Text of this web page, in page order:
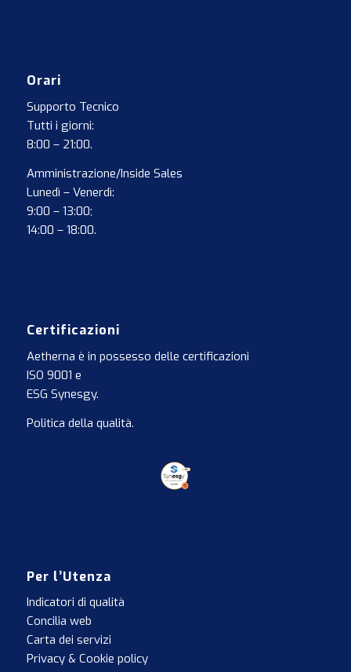
Orari
Supporto Tecnico
Tutti i giorni:
8:00 – 21:00.
Amministrazione/Inside Sales
Lunedì – Venerdì:
9:00 – 13:00;
14:00 – 18:00.
Certificazioni
Aetherna è in possesso delle certificazioni
ISO 9001 e
ESG Synesgy.
Politica della qualità.
Per l’Utenza
Indicatori di qualità
Concilia web
Carta dei servizi
Privacy & Cookie policy